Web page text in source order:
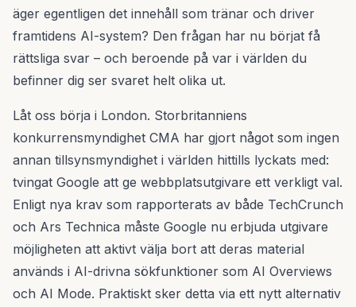
äger egentligen det innehåll som tränar och driver
framtidens AI-system? Den frågan har nu börjat få
rättsliga svar – och beroende på var i världen du
befinner dig ser svaret helt olika ut.
Låt oss börja i London. Storbritanniens
konkurrensmyndighet CMA har gjort något som ingen
annan tillsynsmyndighet i världen hittills lyckats med:
tvingat Google att ge webbplatsutgivare ett verkligt val.
Enligt nya krav som rapporterats av både TechCrunch
och Ars Technica måste Google nu erbjuda utgivare
möjligheten att aktivt välja bort att deras material
används i AI-drivna sökfunktioner som AI Overviews
och AI Mode. Praktiskt sker detta via ett nytt alternativ